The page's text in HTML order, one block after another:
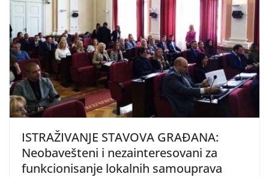
ISTRAŽIVANJE STAVOVA GRAĐANA:
Neobavešteni i nezainteresovani za
funkcionisanje lokalnih samouprava